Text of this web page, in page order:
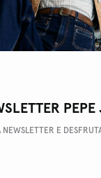
PEPE
NEWSLETTER E